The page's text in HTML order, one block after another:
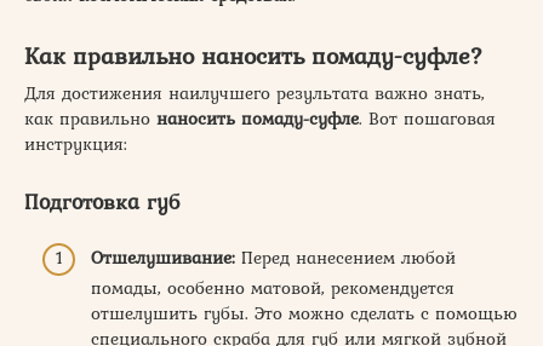
Как правильно наноситьпомаду-суфле?
Для достижения наилучшего результата важно знать,
как правильно наносить помаду-суфле. Вот пошаговая
инструкция:
Подготовка губ
Отшелушивание: Перед нанесением любой
помады, особенно матовой, рекомендуется
отшелушить губы. Это можно сделать с помощью
специального скраба для губ или мягкой зубной